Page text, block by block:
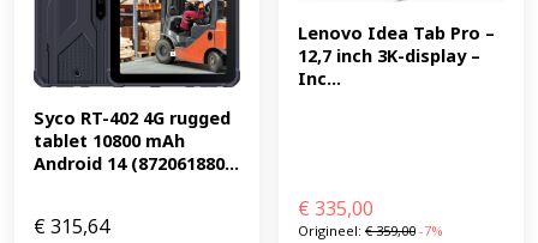
maakt het mogelijk om 4K video's te bewerken,
complexe en grafische games te spelen en de nieuwste
Augmented Reality-apps te ervaren. Daarbij is de A10
tot maar liefst 10 uur mee gaat. (EAN: 0190199249639)
Syco RT-402 4G rugged
tablet 10800 mAh
Android 14 (872061880...
€315,64
Lenovo Idea Tab Pro –
12,7 inch 3K-display –
Inc...
€ 335,00
Origineel: €359,00 -7%